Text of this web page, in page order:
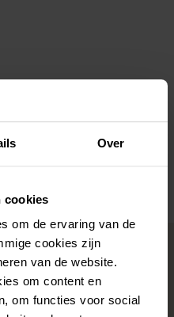
Over
cookies
om de ervaring van de
cookies zijn
van de website.
om content en
om functies voor social
look de